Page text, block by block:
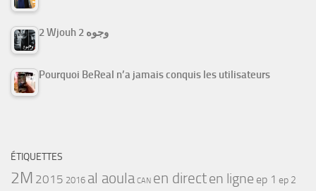
2 Wjouh 2 وجوه
Pourquoi BeReal n’a jamais conquis les utilisateurs
ÉTIQUETTES
2M 2015 2016 al aoula CAN en directen ligne ep 1 ep 2